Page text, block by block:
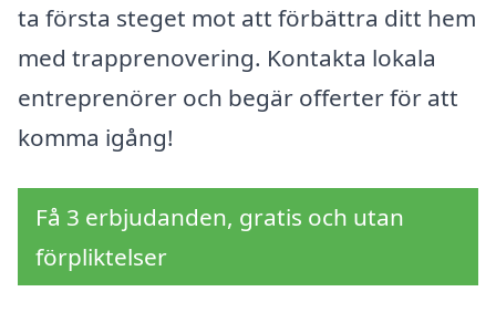
ta första steget mot att förbättra ditt hem
med trapprenovering. Kontakta lokala
entreprenörer och begär offerter för att
komma igång!
Få 3 erbjudanden, gratis och utan
förpliktelser